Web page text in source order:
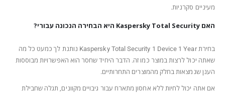
מעיניים סקרניות.
האם Kaspersky Total Security היא הבחירה הנכונה עבורי?
בחירת Kaspersky Total Security 1 Device 1 Year נותנת לך כמעט כל מה
שאתה יכול לרצות במוצר כמו זה. הדבר היחיד שחסר הוא האפשרויות מבוססות
הענן שנמצאות בחלק מהמוצרים התחרותיים.
אם אתה יכול לחיות ללא אחסון מתארח עבור גיבויים מקוונים, תגלה שחבילת